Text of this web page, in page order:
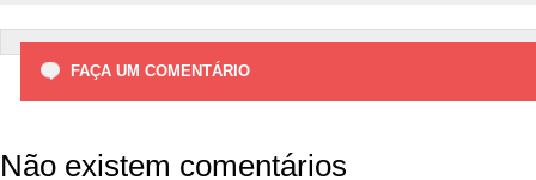
FAÇA UM COMENTÁRIO
Não existem comentários